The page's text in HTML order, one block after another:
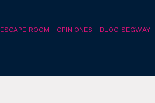
ESCAPE ROOM OPINIONES BLOG SEGWAY